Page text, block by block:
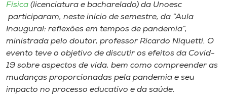
Selecione
o idioma
A+
A-
Física (licenciatura e bacharelado) da Unoesc
participaram, neste início de semestre, da “Aula
Inaugural: reflexões em tempos de pandemia”,
ministrada pelo doutor, professor Ricardo Niquetti. O
evento teve o objetivo de discutir os efeitos da Covid-
19 sobre aspectos de vida, bem como compreender as
mudanças proporcionadas pela pandemia e seu
impacto no processo educativo e da saúde.